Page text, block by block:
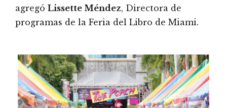
agregó Lissette Méndez, Directora de
programas de la Feria del Libro de Miami.